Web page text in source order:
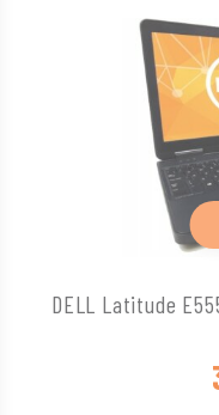
DELL Latitude